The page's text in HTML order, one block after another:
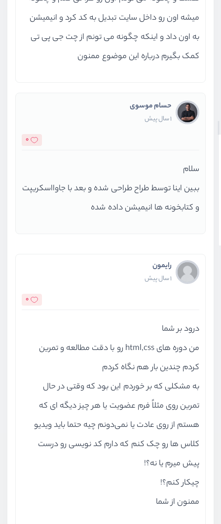
میشه اون رو داخل سایت تبدیل به کد کرد و انیمیشن
به اون داد و اینکه چگونه می تونم از چت جی پی تی
کمک بگیرم درباره این موضوع ممنون
حسام موسوی
1 سال پیش
0
سلام
ببین اینا توسط طراح طراحی شده و بعد با جاوااسکریپت
و کتابخونه ها انیمیشن داده شده
رایمون
1 سال پیش
0
درود بر شما
من دوره های html,css رو با دقت مطالعه و تمرین
کردم چندین بار هم نگاه کردم
به مشکلی که بر خوردم این بود که وقتی در حال
تمرین روی مثلاً فرم عضویت یا هر چیز دیگه ای که
هستم از روی عادت یا نمی‌دونم چیه حتما باید ویدیو
کلاس ها رو چک کنم که دارم کد نویسی رو درست
پیش میرم یا نه؟!
چیکار کنم؟!
ممنون از شما